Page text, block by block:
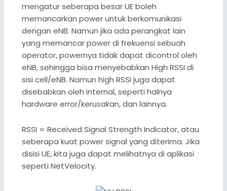
mengatur seberapa besar UE boleh
memancarkan power untuk berkomunikasi
dengan eNB. Namun jika ada perangkat lain
yang memancar power di frekuensi sebuah
operator, powernya tidak dapat dicontrol oleh
eNB, sehingga bisa menyebabkan High RSSI di
sisi cell/eNB. Namun high RSSI juga dapat
disebabkan oleh internal, seperti halnya
hardware error/kerusakan, dan lainnya.
RSSI = Received Signal Strength Indicator, atau
seberapa kuat power signal yang diterima. Jika
disisi UE, kita juga dapat melihatnya di aplikasi
seperti NetVelocity.